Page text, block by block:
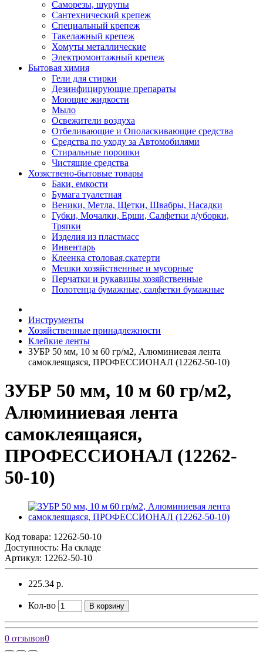
Саморезы, шурупы
Сантехнический крепеж
Специальный крепеж
Такелажный крепеж
Хомуты металлические
Электромонтажный крепеж
Бытовая химия
Гели для стирки
Дезинфицирующие препараты
Моющие жидкости
Мыло
Освежители воздуха
Отбеливающие и Ополаскивающие средства
Средства по уходу за Автомобилями
Стиральные порошки
Чистящие средства
Хозяствено-бытовые товары
Баки, емкости
Бумага туалетная
Веники, Метла, Щетки, Швабры, Насадки
Губки, Мочалки, Ерши, Салфетки д/уборки,
Тряпки
Изделия из пластмасс
Инвентарь
Клеенка столовая,скатерти
Мешки хозяйственные и мусорные
Перчатки и рукавицы хозяйственные
Полотенца бумажные, салфетки бумажные
Инструменты
Хозяйственные принадлежности
Клейкие ленты
ЗУБР 50 мм, 10 м 60 гр/м2, Алюминиевая лента
самоклеящаяся, ПРОФЕССИОНАЛ (12262-50-10)
ЗУБР 50 мм, 10 м 60 гр/м2,
Алюминиевая лента
самоклеящаяся,
ПРОФЕССИОНАЛ (12262-
50-10)
Код товара: 12262-50-10
Доступность: На складе
Артикул: 12262-50-10
225.34 р.
Кол-во В корзину
0 отзывов0